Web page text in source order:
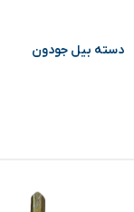
دسته بیل جودون